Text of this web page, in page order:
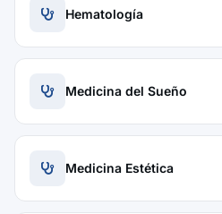
Hematología
Medicina del Sueño
Medicina Estética